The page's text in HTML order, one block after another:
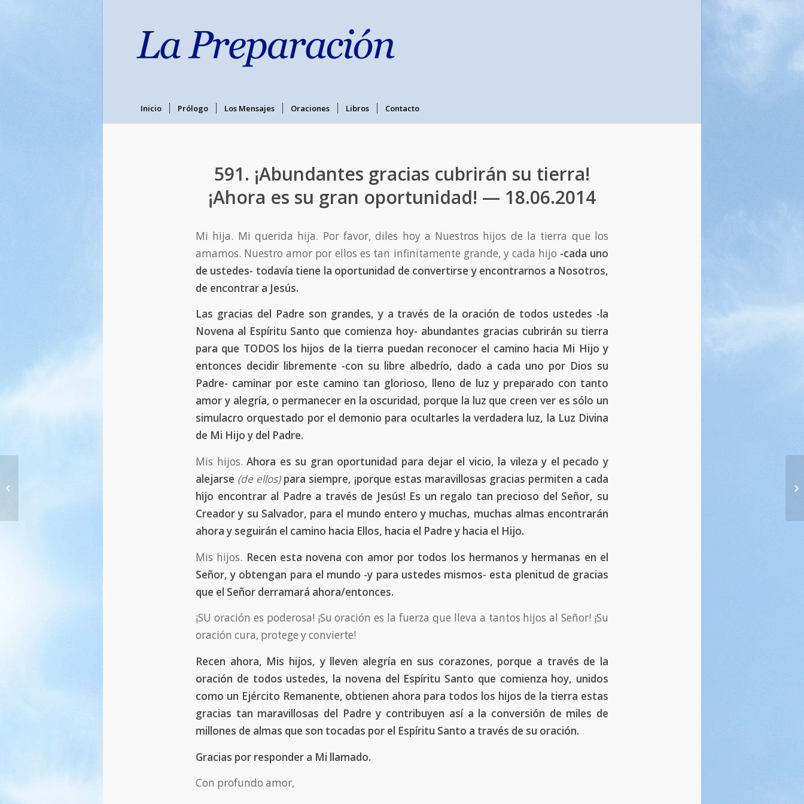
Inicio Prólogo Los Mensajes Oraciones Libros Contacto
591. ¡Abundantes gracias cubrirán su tierra!
¡Ahora es su gran oportunidad! — 18.06.2014
Mi hija. Mi querida hija. Por favor, diles hoy a Nuestros hijos de la tierra que los
amamos. Nuestro amor por ellos es tan infinitamente grande, y cada hijo -cada uno
de ustedes- todavía tiene la oportunidad de convertirse y encontrarnos a Nosotros,
de encontrar a Jesús.
Las gracias del Padre son grandes, y a través de la oración de todos ustedes -la
Novena al Espíritu Santo que comienza hoy- abundantes gracias cubrirán su tierra
para que TODOS los hijos de la tierra puedan reconocer el camino hacia Mi Hijo y
entonces decidir libremente -con su libre albedrío, dado a cada uno por Dios su
Padre- caminar por este camino tan glorioso, lleno de luz y preparado con tanto
amor y alegría, o permanecer en la oscuridad, porque la luz que creen ver es sólo un
simulacro orquestado por el demonio para ocultarles la verdadera luz, la Luz Divina
de Mi Hijo y del Padre.
Mis hijos.Ahora es su gran oportunidad para dejar el vicio, la vileza y el pecado y
alejarse (de ellos)para siempre, ¡porque estas maravillosas gracias permiten a cada
hijo encontrar al Padre a través de Jesús! Es un regalo tan precioso del Señor, su
Creador y su Salvador, para el mundo entero y muchas, muchas almas encontrarán
ahora y seguirán el camino hacia Ellos, hacia el Padre y hacia el Hijo.
Mis hijos. Recen esta novena con amor por todos los hermanos y hermanas en el
Señor, y obtengan para el mundo -y para ustedes mismos- esta plenitud de gracias
que el Señor derramará ahora/entonces.
¡SU oración es poderosa! ¡Su oración es la fuerza que lleva a tantos hijos al Señor! ¡Su
oración cura, protege y convierte!
Recen ahora, Mis hijos, y lleven alegría en sus corazones, porque a través de la
oración de todos ustedes, la novena del Espíritu Santo que comienza hoy, unidos
como un Ejército Remanente, obtienen ahora para todos los hijos de la tierra estas
gracias tan maravillosas del Padre y contribuyen así a la conversión de miles de
millones de almas que son tocadas por el Espíritu Santo a través de su oración.
Gracias por responder a Mi llamado.
Con profundo amor,